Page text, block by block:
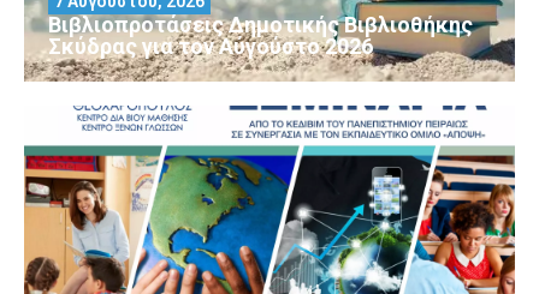
Βιβλιοπροτάσεις Δημοτικής Βιβλιοθήκης
Σκύδρας για τον Αύγούστο 2026